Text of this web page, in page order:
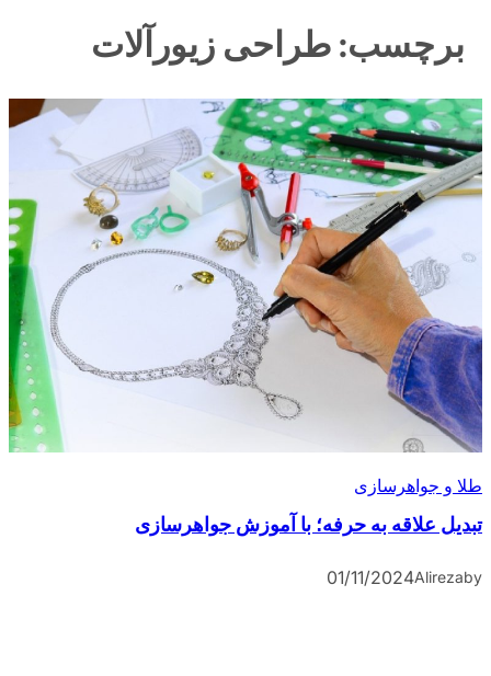
برچسب: طراحی زیورآلات
طلا و جواهرسازی
تبدیل علاقه به حرفه؛ با آموزش جواهرسازی
by
Alireza
01/11/2024